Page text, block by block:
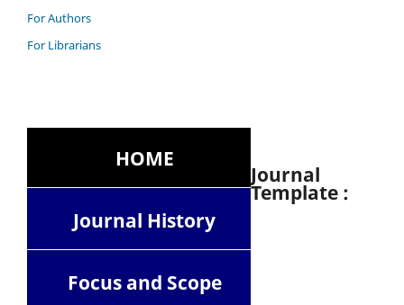
For Authors
For Librarians
HOME
Journal History
Focus and Scope
Journal
Template :